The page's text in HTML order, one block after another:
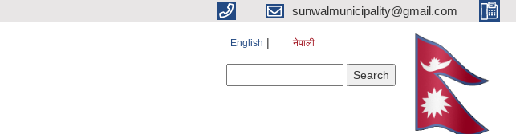
sunwalmunicipality@gmail.com
English नेपाली